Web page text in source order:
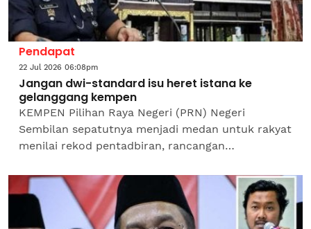
Pendapat
22 Jul 2026 06:08pm
Jangan dwi-standard isu heret istana ke
gelanggang kempen
KEMPEN Pilihan Raya Negeri (PRN) Negeri
Sembilan sepatutnya menjadi medan untuk rakyat
menilai rekod pentadbiran, rancangan
dan kemampuan calon...